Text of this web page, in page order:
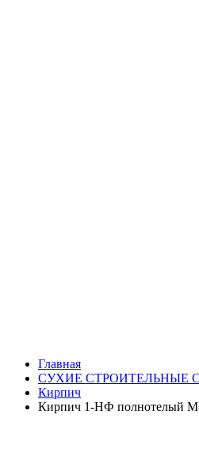
Главная
СУХИЕ СТРОИТЕЛЬНЫЕ
Кирпич
Кирпич 1-НФ полнотелый